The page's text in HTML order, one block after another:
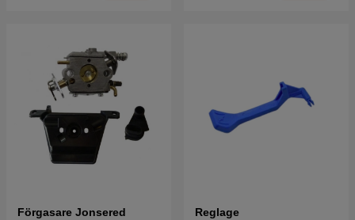
Förgasare Jonsered
Reglage